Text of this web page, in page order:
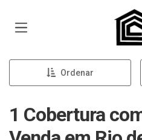
Ordenar
1 Cobertura